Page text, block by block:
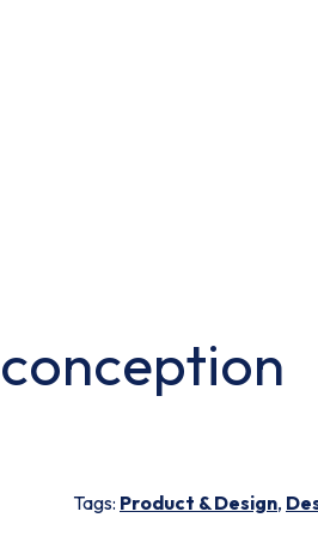
Tags: Product & Design,